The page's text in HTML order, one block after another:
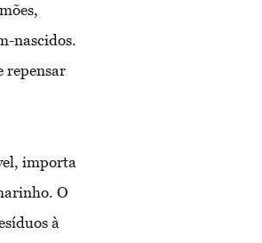
nascidos.
repensar
importa
O
à